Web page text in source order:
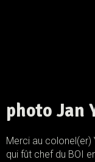
photo Jan
Merci au colonel(er)
qui fût chef du BOI